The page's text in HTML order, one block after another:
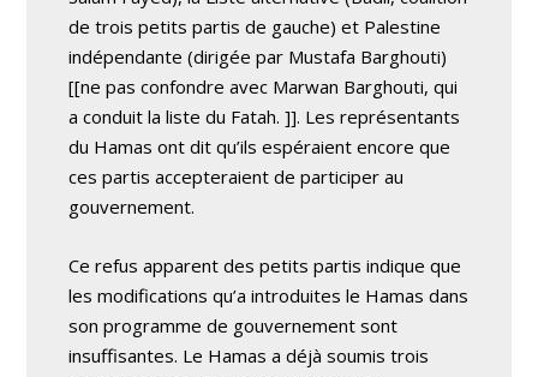
de trois petits partis de gauche) et Palestine
indépendante (dirigée par Mustafa Barghouti)
[[ne pas confondre avec Marwan Barghouti, qui
a conduit la liste du Fatah. ]]. Les représentants
du Hamas ont dit qu’ils espéraient encore que
ces partis accepteraient de participer au
gouvernement.
Ce refus apparent des petits partis indique que
les modifications qu’a introduites le Hamas dans
son programme de gouvernement sont
insuffisantes. Le Hamas a déjà soumis trois